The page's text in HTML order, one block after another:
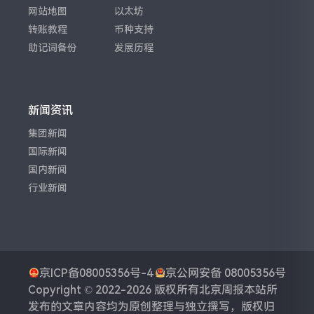
网站地图
转账教程
助记词备份
以太坊
币种支持
发展历程
新闻资讯
集团新闻
国际新闻
国内新闻
行业新闻
京ICP备08005356号-4
京公网安备 08005356号
Copyright © 2022-2026 版权所有北京周报本站所
发布的文章内容均为原创整理与独立撰写，版权归